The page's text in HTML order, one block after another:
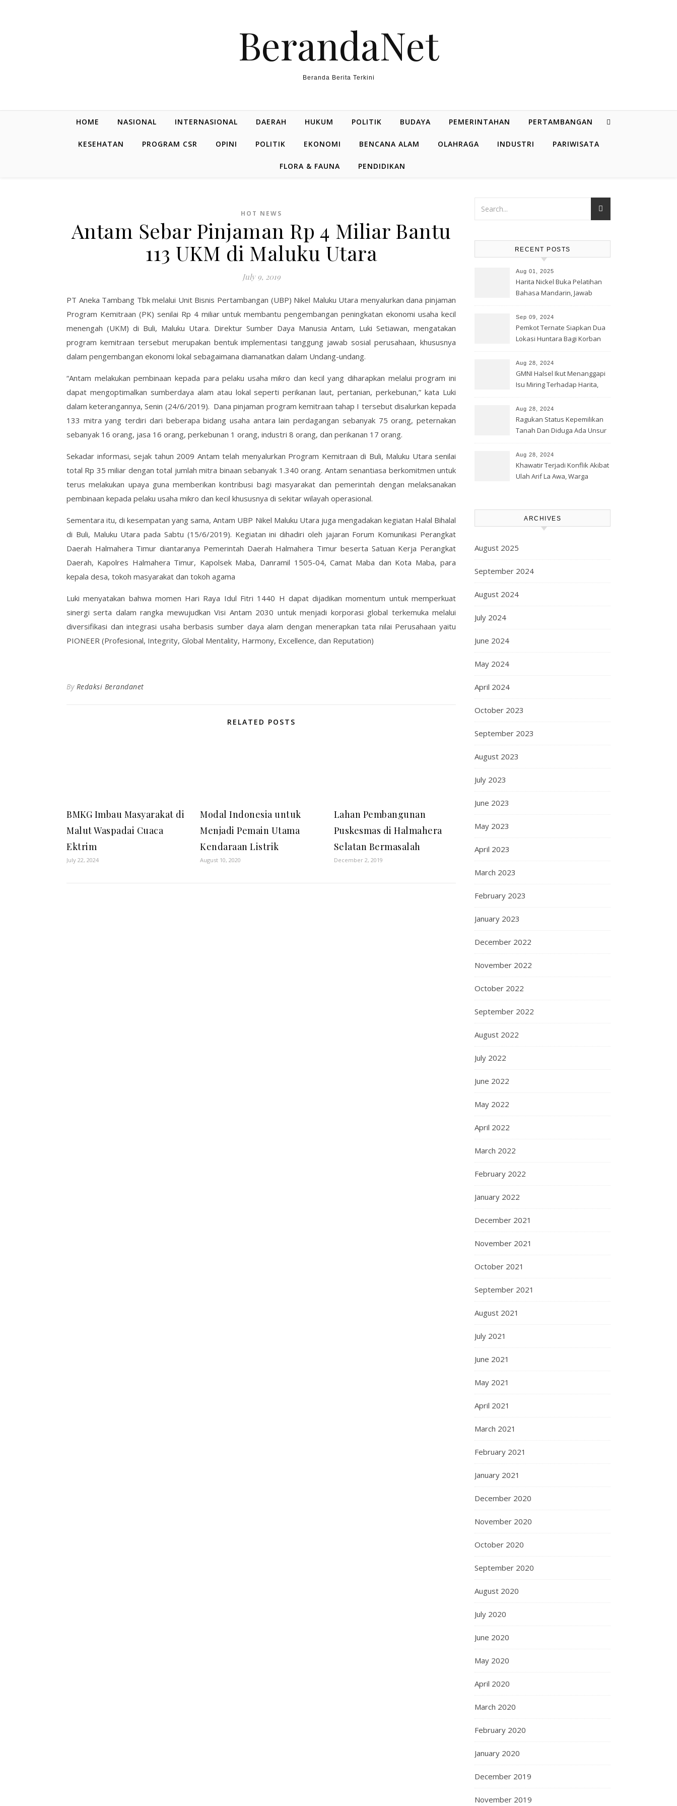
BerandaNet
Beranda Berita Terkini
HOME NASIONAL INTERNASIONAL DAERAH HUKUM POLITIK BUDAYA PEMERINTAHAN PERTAMBANGAN
KESEHATAN PROGRAM CSR OPINI POLITIK EKONOMI BENCANA ALAM OLAHRAGA INDUSTRI PARIWISATA
FLORA & FAUNA PENDIDIKAN
HOT NEWS
Antam Sebar Pinjaman Rp 4 Miliar Bantu
113 UKM di Maluku Utara
July 9, 2019
PT Aneka Tambang Tbk melalui Unit Bisnis Pertambangan (UBP) Nikel Maluku Utara menyalurkan dana pinjaman
Program Kemitraan (PK) senilai Rp 4 miliar untuk membantu pengembangan peningkatan ekonomi usaha kecil
menengah (UKM) di Buli, Maluku Utara. Direktur Sumber Daya Manusia Antam, Luki Setiawan, mengatakan
program kemitraan tersebut merupakan bentuk implementasi tanggung jawab sosial perusahaan, khususnya
dalam pengembangan ekonomi lokal sebagaimana diamanatkan dalam Undang-undang.
“Antam melakukan pembinaan kepada para pelaku usaha mikro dan kecil yang diharapkan melalui program ini
dapat mengoptimalkan sumberdaya alam atau lokal seperti perikanan laut, pertanian, perkebunan,” kata Luki
dalam keterangannya, Senin (24/6/2019). Dana pinjaman program kemitraan tahap I tersebut disalurkan kepada
133 mitra yang terdiri dari beberapa bidang usaha antara lain perdagangan sebanyak 75 orang, peternakan
sebanyak 16 orang, jasa 16 orang, perkebunan 1 orang, industri 8 orang, dan perikanan 17 orang.
Sekadar informasi, sejak tahun 2009 Antam telah menyalurkan Program Kemitraan di Buli, Maluku Utara senilai
total Rp 35 miliar dengan total jumlah mitra binaan sebanyak 1.340 orang. Antam senantiasa berkomitmen untuk
terus melakukan upaya guna memberikan kontribusi bagi masyarakat dan pemerintah dengan melaksanakan
pembinaan kepada pelaku usaha mikro dan kecil khususnya di sekitar wilayah operasional.
Sementara itu, di kesempatan yang sama, Antam UBP Nikel Maluku Utara juga mengadakan kegiatan Halal Bihalal
di Buli, Maluku Utara pada Sabtu (15/6/2019). Kegiatan ini dihadiri oleh jajaran Forum Komunikasi Perangkat
Daerah Halmahera Timur diantaranya Pemerintah Daerah Halmahera Timur beserta Satuan Kerja Perangkat
Daerah, Kapolres Halmahera Timur, Kapolsek Maba, Danramil 1505-04, Camat Maba dan Kota Maba, para
kepala desa, tokoh masyarakat dan tokoh agama
Luki menyatakan bahwa momen Hari Raya Idul Fitri 1440 H dapat dijadikan momentum untuk memperkuat
sinergi serta dalam rangka mewujudkan Visi Antam 2030 untuk menjadi korporasi global terkemuka melalui
diversifikasi dan integrasi usaha berbasis sumber daya alam dengan menerapkan tata nilai Perusahaan yaitu
PIONEER (Profesional, Integrity, Global Mentality, Harmony, Excellence, dan Reputation)
By Redaksi Berandanet
RELATED POSTS
BMKG Imbau Masyarakat di
Malut Waspadai Cuaca
Ektrim
July 22, 2024
Modal Indonesia untuk
Menjadi Pemain Utama
Kendaraan Listrik
August 10, 2020
Lahan Pembangunan
Puskesmas di Halmahera
Selatan Bermasalah
December 2, 2019
RECENT POSTS
Aug 01, 2025
Harita Nickel Buka Pelatihan
Bahasa Mandarin, Jawab
Sep 09, 2024
Pemkot Ternate Siapkan Dua
Lokasi Huntara Bagi Korban
Aug 28, 2024
GMNI Halsel Ikut Menanggapi
Isu Miring Terhadap Harita,
Lahan Warga
Aug 28, 2024
Ragukan Status Kepemilikan
Tanah Dan Diduga Ada Unsur
Korporasi Harita, GPM Halsel
Minta Polres Panggil Dan
Tetapkan Bapak Arif La Awa
Aug 28, 2024
Khawatir Terjadi Konflik Akibat
Ulah Arif La Awa, Warga
ARCHIVES
August 2025
September 2024
August 2024
July 2024
June 2024
May 2024
April 2024
October 2023
September 2023
August 2023
July 2023
June 2023
May 2023
April 2023
March 2023
February 2023
January 2023
December 2022
November 2022
October 2022
September 2022
August 2022
July 2022
June 2022
May 2022
April 2022
March 2022
February 2022
January 2022
December 2021
November 2021
October 2021
September 2021
August 2021
July 2021
June 2021
May 2021
April 2021
March 2021
February 2021
January 2021
December 2020
November 2020
October 2020
September 2020
August 2020
July 2020
June 2020
May 2020
April 2020
March 2020
February 2020
January 2020
December 2019
November 2019